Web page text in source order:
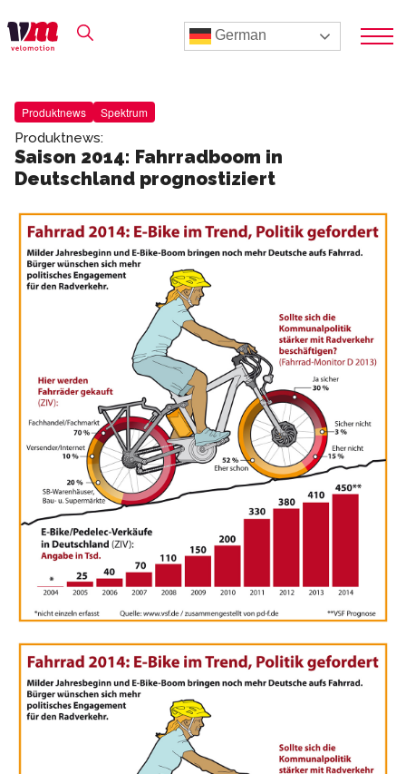
German
Produktnews Spektrum
Produktnews:
Saison 2014: Fahrradboom in
Deutschland prognostiziert